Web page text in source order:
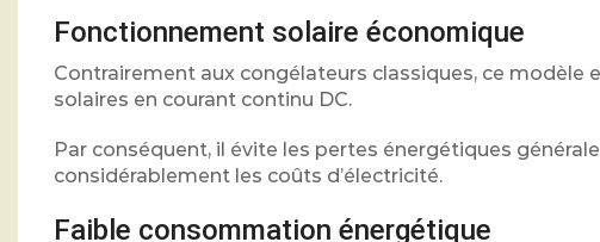
Fonctionnement solaire économique
Contrairement aux congélateurs classiques, ce
solaires en courant continu DC.
Par conséquent, il évite les pertes énergétiques
considérablement les coûts d’électricité.
Faible consommation énergétique